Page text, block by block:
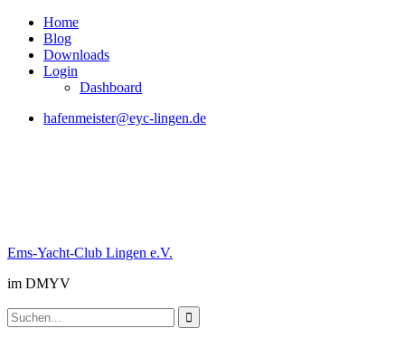
Skip
content
Home
Blog
Downloads
Login
Dashboard
hafenmeister@eyc-lingen.de
Ems-Yacht-Club Lingen e.V.
im DMYV
Search
for: